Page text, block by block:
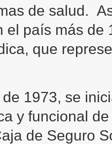
de salud.
el país más de
que
1973, se
y funcional
de Seguro